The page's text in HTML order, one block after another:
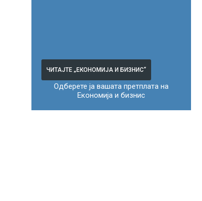
ЧИТАЈТЕ „ЕКОНОМИЈА И БИЗНИС“
Одберете ја вашата претплата на
Економија и бизнис